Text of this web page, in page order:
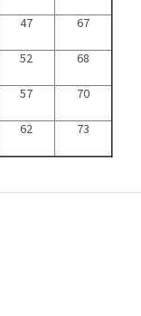
47
67
52
68
57
70
62 73